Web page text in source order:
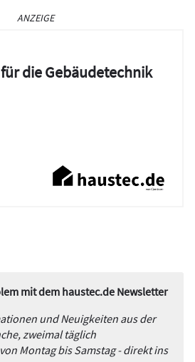
ANZEIGE
die Gebäudetechnik
mit dem haustec.de Newsletter
und Neuigkeiten aus der
zweimal täglich
Montag bis Samstag - direkt ins